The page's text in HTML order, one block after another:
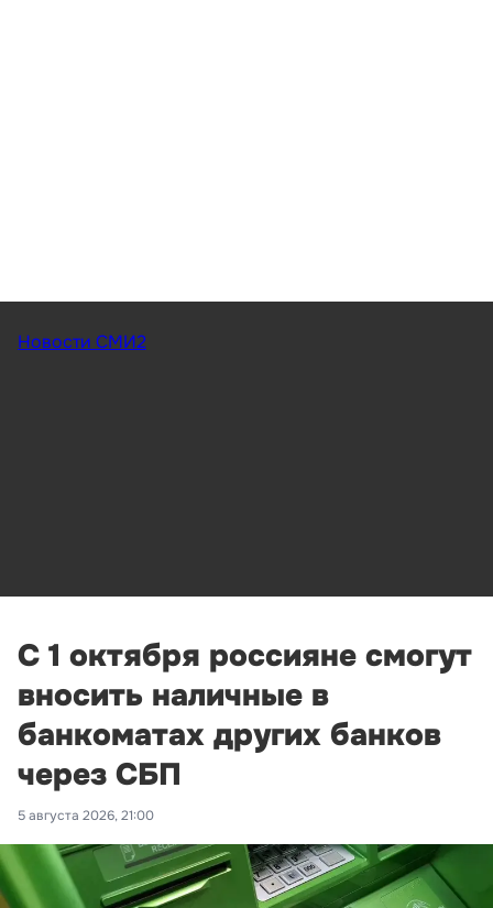
Новости СМИ2
С 1 октября россияне смогут
вносить наличные в
банкоматах других банков
через СБП
5 августа 2026, 21:00